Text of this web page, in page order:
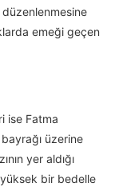
emeği geçen
ise Fatma
üzerine
yer aldığı
bir bedelle